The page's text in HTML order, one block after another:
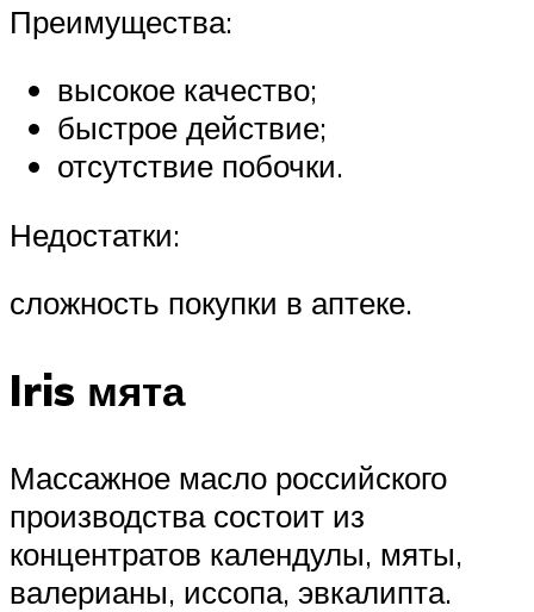
Преимущества:
высокое качество;
быстрое действие;
отсутствие побочки.
Недостатки:
сложность покупки в аптеке.
Iris мята
Массажное масло российского
производства состоит из
концентратов календулы, мяты,
валерианы, иссопа, эвкалипта.